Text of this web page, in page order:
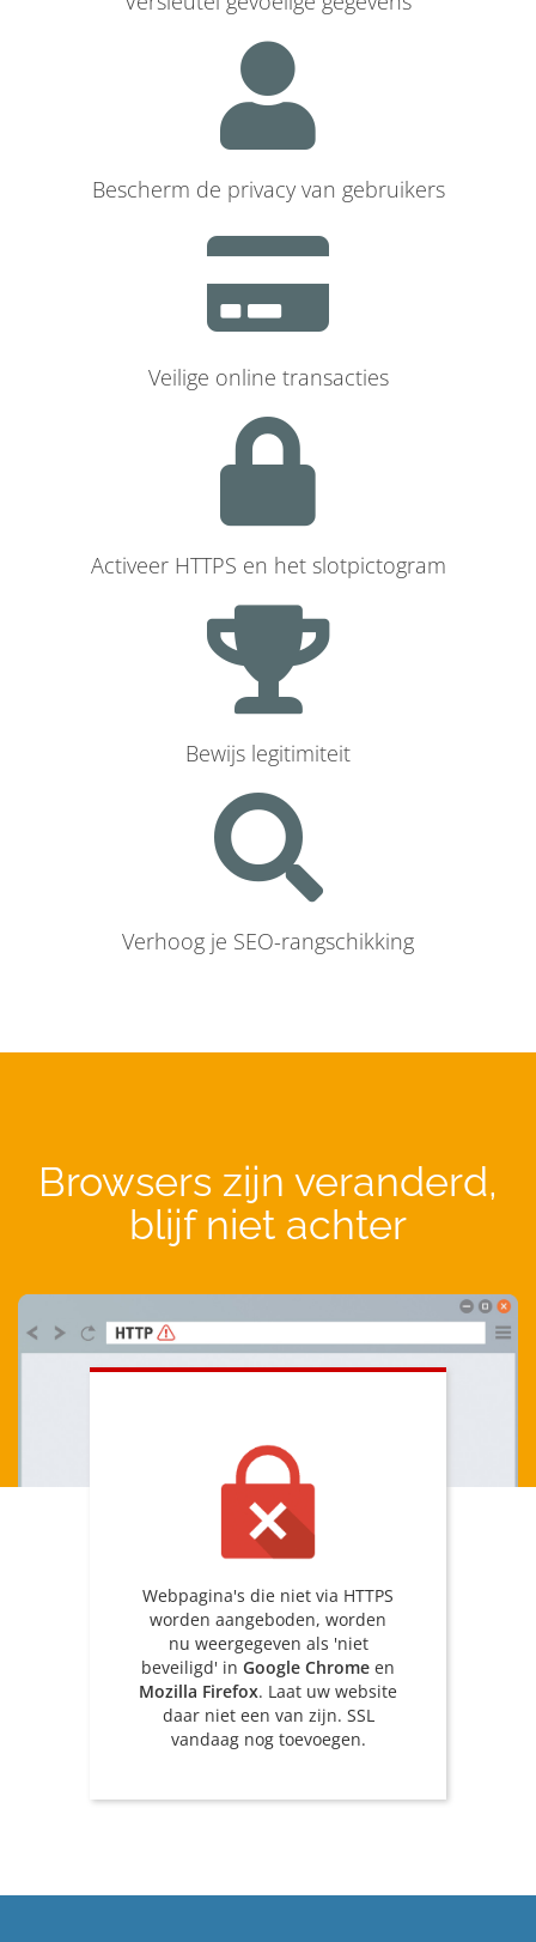
Bescherm de privacy van gebruikers
Veilige online transacties
Activeer HTTPS en het slotpictogram
Bewijs legitimiteit
Verhoog je SEO-rangschikking
Browsers zijn veranderd,
blijf niet achter
Webpagina's die niet via HTTPS
worden aangeboden, worden
nu weergegeven als 'niet
beveiligd' in Google Chrome en
Mozilla Firefox. Laat uw website
daar niet een van zijn. SSL
vandaag nog toevoegen.